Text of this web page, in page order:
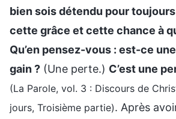
bien sois détendu pour
cette grâce et cette chance à
Qu’en pensez-vous : est-ce
gain ? (Une perte.) C’est une
(La Parole, vol. 3 : Discours de
jours, Troisième partie). Après